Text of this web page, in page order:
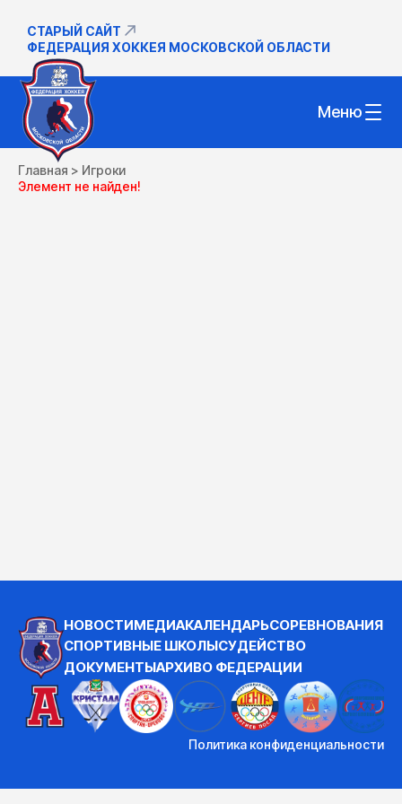
СТАРЫЙ САЙТ
ФЕДЕРАЦИЯ ХОККЕЯ МОСКОВСКОЙ ОБЛАСТИ
Меню
Главная > Игроки
Элемент не найден!
НОВОСТИМЕДИАКАЛЕНДАРЬСОРЕВНОВАНИЯ
СПОРТИВНЫЕ ШКОЛЫСУДЕЙСТВО
ДОКУМЕНТЫАРХИВО ФЕДЕРАЦИИ
Политика конфиденциальности